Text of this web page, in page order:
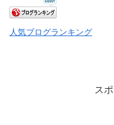
人気ブログランキング
ス